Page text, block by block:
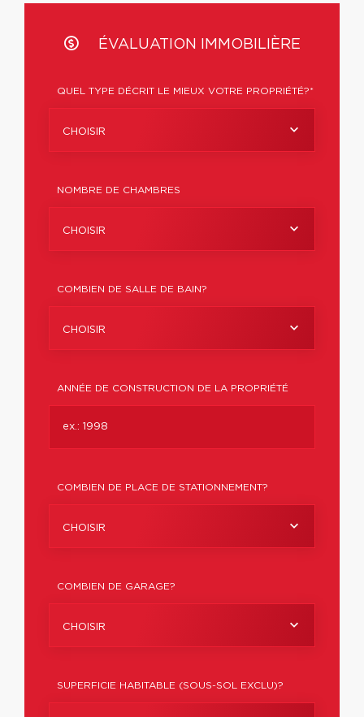
ÉVALUATION IMMOBILIÈRE
QUEL TYPE DÉCRIT LE MIEUX VOTRE PROPRIÉTÉ?*
CHOISIR
NOMBRE DE CHAMBRES
CHOISIR
COMBIEN DE SALLE DE BAIN?
CHOISIR
ANNÉE DE CONSTRUCTION DE LA PROPRIÉTÉ
COMBIEN DE PLACE DE STATIONNEMENT?
CHOISIR
COMBIEN DE GARAGE?
CHOISIR
SUPERFICIE HABITABLE (SOUS-SOL EXCLU)?